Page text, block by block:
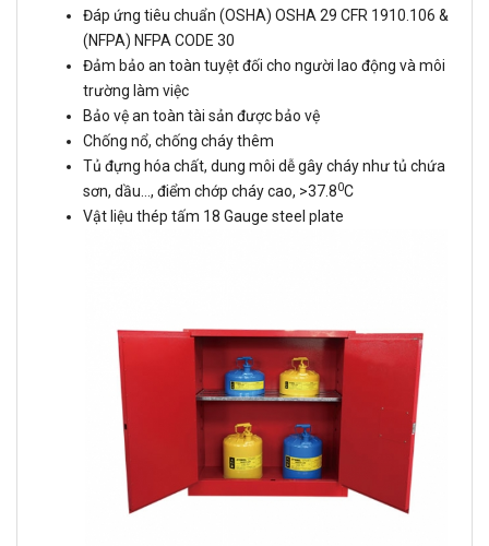
Đáp ứng tiêu chuẩn (OSHA) OSHA 29 CFR 1910.106 &
(NFPA) NFPA CODE 30
Đảm bảo an toàn tuyệt đối cho người lao động và môi
trường làm việc
Bảo vệ an toàn tài sản được bảo vệ
Chống nổ, chống cháy thêm
Tủ đựng hóa chất, dung môi dễ gây cháy như tủ chứa
sơn, dầu…, điểm chớp cháy cao, >37.80C
Vật liệu thép tấm 18 Gauge steel plate